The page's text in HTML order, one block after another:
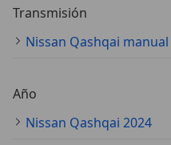
Transmisión
Nissan Qashqai manual
Año
Nissan Qashqai 2024